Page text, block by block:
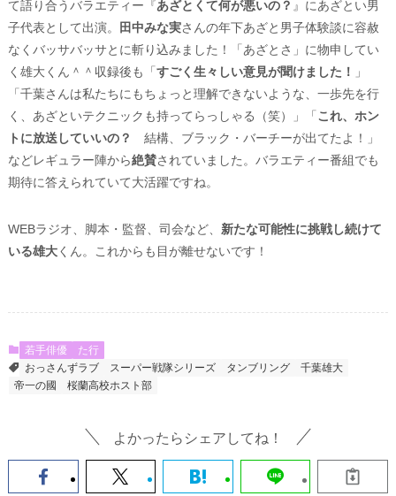
て語り合うバラエティー『あざとくて何が悪いの？ 』にあざとい男
子代表として出演。
田中みな実さんの年下あざと男子体験談に容赦
なくバッサバッサとに斬り込みました！「あざとさ」に物申してい
く雄大くん＾＾収録後も「 すごく生々しい意見が聞けました！
」
「千葉さんは私たちにもちょっと理解できないような、一歩先を行
く、あざといテクニックも持ってらっしゃる（笑）」「 これ、ホン
トに放送していいの？
結構、ブラック・バーチーが出てたよ！」
などレギュラー陣から絶賛されていました。バラエティー番組でも
期待に答えられていて大活躍ですね。
WEBラジオ、脚本・監督、司会など、 新たな可能性に挑戦し続けて
いる雄大くん。これからも目が離せないです！
若手俳優
た行
おっさんずラブ
スーパー戦隊シリーズ タンブリング
千葉雄大
帝一の國
桜蘭高校ホスト部
よかったらシェアしてね！